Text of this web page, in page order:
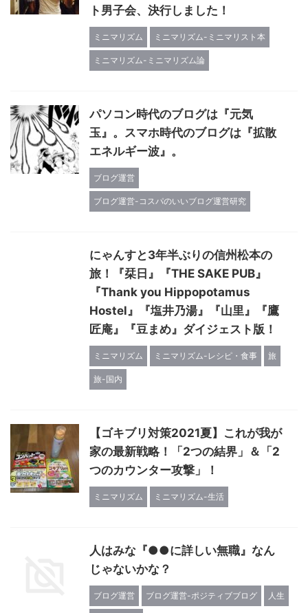
ト男子会、決行しました！
ミニマリズム ミニマリズム-ミニマリスト本
ミニマリズム-ミニマリズム論
パソコン時代のブログは『元気
玉』。スマホ時代のブログは『拡散
エネルギー波』。
ブログ運営
ブログ運営-コスパのいいブログ運営研究
にゃんすと3年半ぶりの信州松本の
旅！『栞日』『THE SAKE PUB』
『Thank you Hippopotamus
Hostel』『塩井乃湯』『山里』『鷹
匠庵』『豆まめ』ダイジェスト版！
ミニマリズム ミニマリズム-レシピ・食事 旅
旅-国内
【ゴキブリ対策2021夏】これが我が
家の最新戦略！「2つの結界」＆「2
つのカウンター攻撃」！
ミニマリズム ミニマリズム-生活
人はみな『●●に詳しい無職』なん
じゃないかな？
ブログ運営 ブログ運営-ポジティブブログ 人生